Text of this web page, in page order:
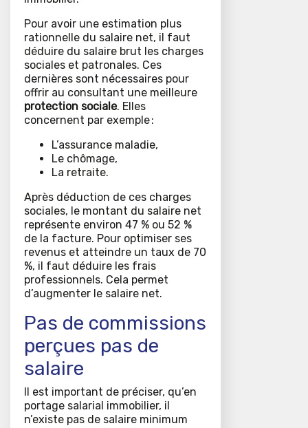
Pour avoir une estimation plus
rationnelle du salaire net, il faut
déduire du salaire brut les charges
sociales et patronales. Ces
dernières sont nécessaires pour
offrir au consultant une meilleure
protection sociale. Elles
concernent par exemple :
L’assurance maladie,
Le chômage,
La retraite.
Après déduction de ces charges
sociales, le montant du salaire net
représente environ 47 % ou 52 %
de la facture. Pour optimiser ses
revenus et atteindre un taux de 70
%, il faut déduire les frais
professionnels. Cela permet
d’augmenter le salaire net.
Pas de commissions
perçues pas de
salaire
Il est important de préciser, qu’en
portage salarial immobilier, il
n’existe pas de salaire minimum